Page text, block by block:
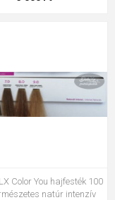
Color You hajfesték 100
natúr intenzív